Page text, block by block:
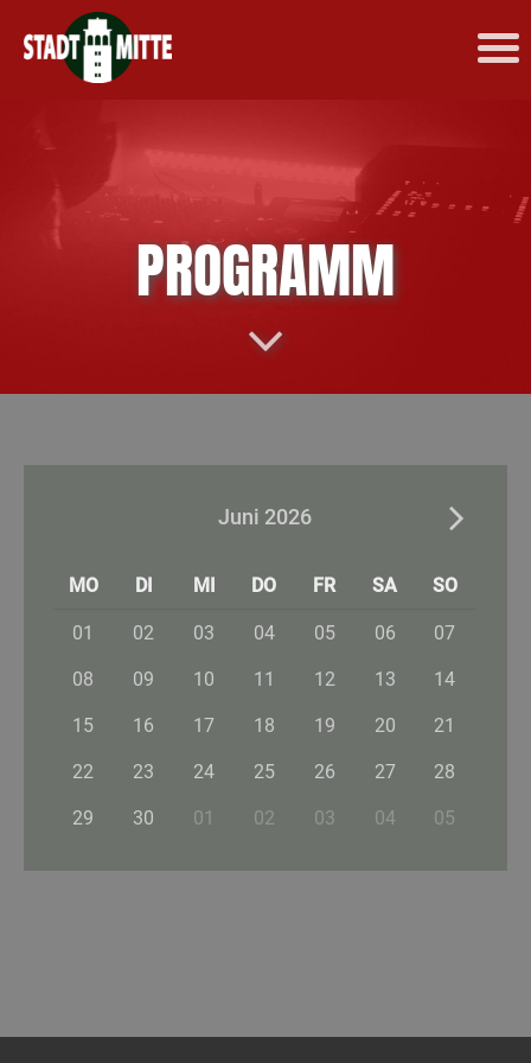
PROGRAMM
Juni 2026
MO DI MI DO FR SA SO
01 02 03 04 05 06 07
08 09 10 11 12 13 14
15 16 17 18 19 20 21
22 23 24 25 26 27 28
29 30 01 02 03 04 05